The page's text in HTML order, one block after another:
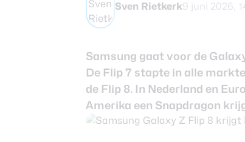
Sven Rietkerk9 juni 2026,
Samsung gaat voor de
De Flip 7 stapte in alle
de Flip 8. In Nederland en
Amerika een Snapdragon